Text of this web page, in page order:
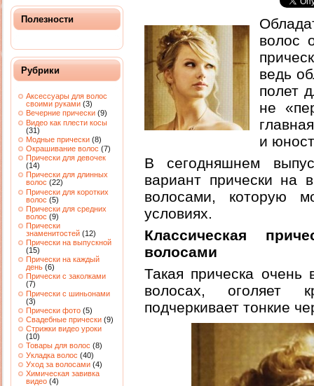
Полезности
Рубрики
Аксессуары для волос
своими руками (3)
Вечерние прически (9)
Видео как плести косы
(31)
Модные прически (8)
Окрашивание волос (7)
Прически для девочек
(14)
Прически для длинных
волос (22)
Прически для коротких
волос (5)
Прически для средних
волос (9)
Прически
знаменитостей (12)
Прически на выпускной
(15)
Прически на каждый
день (6)
Прически с заколками
(7)
Прически с шиньонами
(3)
Прически фото (5)
Свадебные прически (9)
Стрижки видео уроки
(10)
Товары для волос (8)
Укладка волос (40)
Уход за волосами (4)
Химическая завивка
видео (4)
волос
ведь
полет
не
и
В сегодняшнем
вариант прически на
волосами, которую
условиях.
Классическая
волосами
Такая прическа очень
волосах,
подчеркивает тонкие